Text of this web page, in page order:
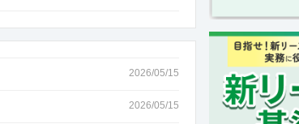
2026/05/15
2026/05/15